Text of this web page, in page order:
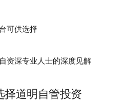
可供选择
资深专业人士的深度见解
择道明自管投资